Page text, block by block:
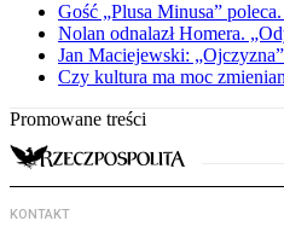
Gość „Plusa Minusa”
Nolan odnalazł Homera.
Jan Maciejewski:
Czy kultura ma moc
Promowane treści
KONTAKT